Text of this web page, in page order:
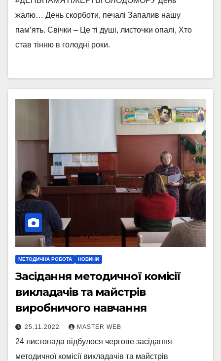
жалю… День скорботи, печалі Запалив нашу
пам’ять. Свічки – Це ті душі, листочки опалі, Хто
став тінню в голодні роки.
МЕТОДИЧНА РОБОТА НОВИНИ
Засідання методичної комісії
викладачів та майстрів
виробничого навчання
25.11.2022 MASTER WEB
24 листопада відбулося чергове засідання
методичної комісії викладачів та майстрів